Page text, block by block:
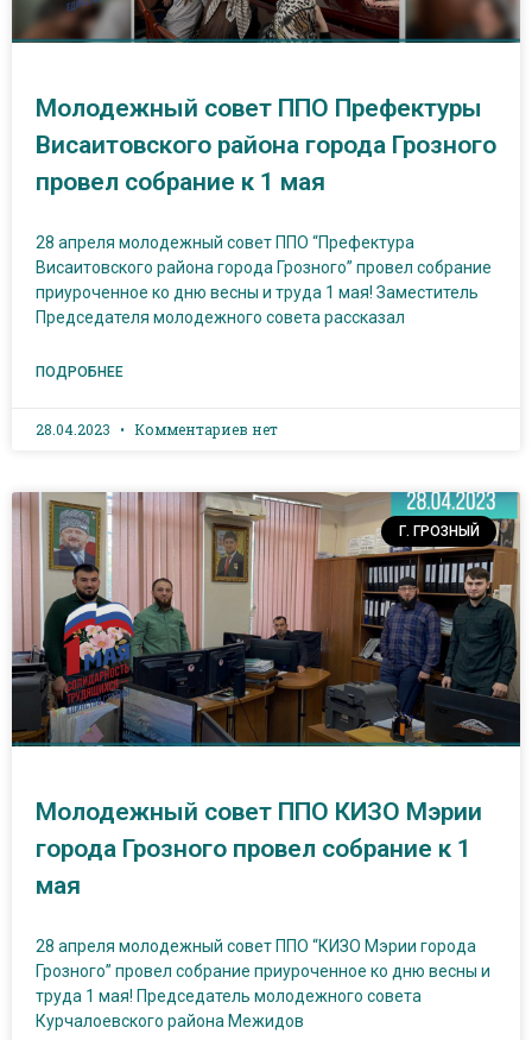
Молодежный совет ППО Префектуры
Висаитовского района города Грозного
провел собрание к 1 мая
28 апреля молодежный совет ППО “Префектура
Висаитовского района города Грозного” провел собрание
приуроченное ко дню весны и труда 1 мая! Заместитель
Председателя молодежного совета рассказал
ПОДРОБНЕЕ
28.04.2023 Комментариев нет
Г. ГРОЗНЫЙ
Молодежный совет ППО КИЗО Мэрии
города Грозного провел собрание к 1
мая
28 апреля молодежный совет ППО “КИЗО Мэрии города
Грозного” провел собрание приуроченное ко дню весны и
труда 1 мая! Председатель молодежного совета
Курчалоевского района Межидов